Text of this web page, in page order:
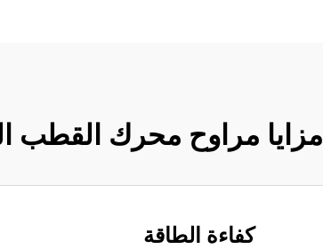
مزايا مراوح محرك القطب
كفاءة الطاقة